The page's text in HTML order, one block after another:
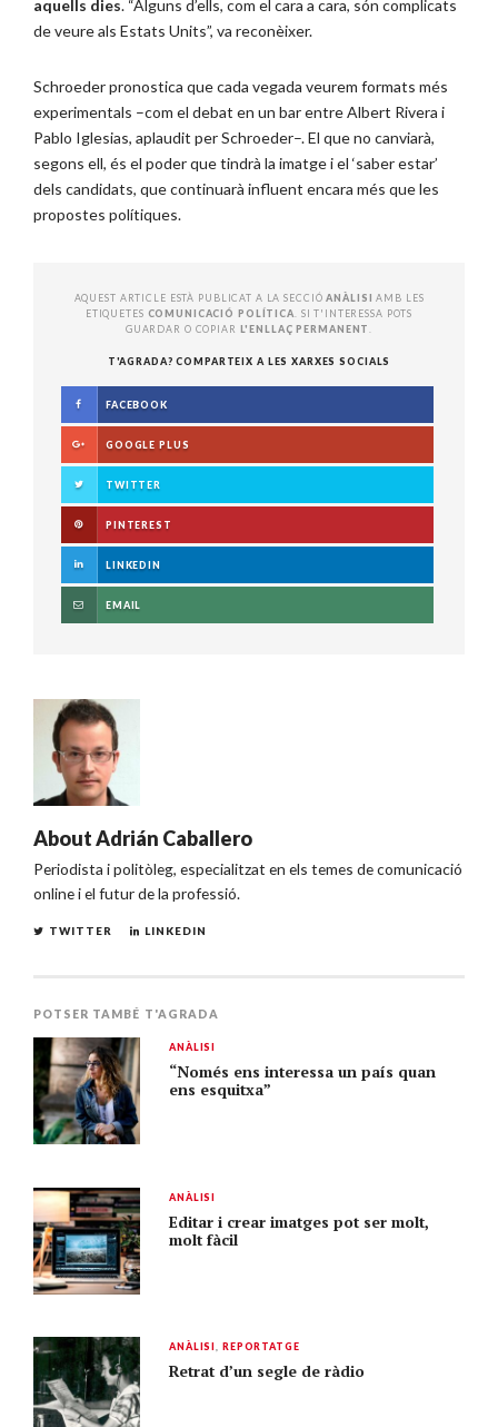
aquells dies. “Alguns d’ells, com el cara a cara, són complicats
de veure als Estats Units”, va reconèixer.
Schroeder pronostica que cada vegada veurem formats més
experimentals –com el debat en un bar entre Albert Rivera i
Pablo Iglesias, aplaudit per Schroeder–. El que no canviarà,
segons ell, és el poder que tindrà la imatge i el ‘saber estar’
dels candidats, que continuarà influent encara més que les
propostes polítiques.
AQUEST ARTICLE ESTÀ PUBLICAT A LA SECCIÓANÀLISI AMB LES
ETIQUETES COMUNICACIÓ POLÍTICA . SI T'INTERESSA POTS
GUARDAR O COPIAR L'ENLLAÇ PERMANENT
T'AGRADA? COMPARTEIX A LES XARXES SOCIALS
FACEBOOK
GOOGLE PLUS
TWITTER
PINTEREST
LINKEDIN
EMAIL
AboutAdrián Caballero
Periodista i politòleg, especialitzat en els temes de comunicació
online i el futur de la professió.
TWITTER LINKEDIN
POTSER TAMBÉ T'AGRADA
ANÀLISI
“Només ens interessa un país quan
ens esquitxa”
ANÀLISI
Editar i crear imatges pot ser molt,
molt fàcil
ANÀLISI, REPORTATGE
Retrat d’un segle de ràdio